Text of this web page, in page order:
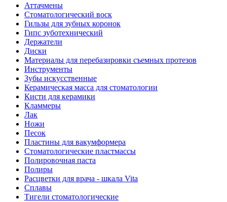
Аттачмены
Стоматологический воск
Гильзы для зубных коронок
Гипс зуботехнический
Держатели
Диски
Материалы для перебазировки съемных протезов
Инструменты
Зубы искусственные
Керамическая масса для стоматологии
Кисти для керамики
Кламмеры
Лак
Ножи
Песок
Пластины для вакумформера
Стоматологические пластмассы
Полировочная паста
Полиры
Расцветки для врача - шкала Vita
Сплавы
Тигели стоматологические